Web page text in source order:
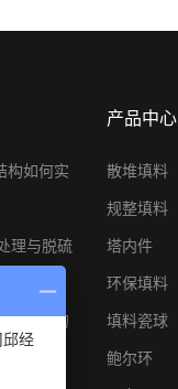
构如何实
理与脱硫
离工况的
产品中心
散堆填料
规整填料
塔内件
环保填料
填料瓷球
鲍尔环
邱经